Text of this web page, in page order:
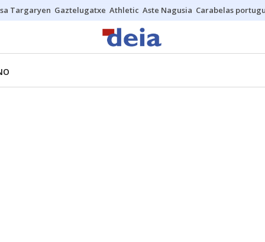
Targaryen Gaztelugatxe Athletic Aste Nagusia Carabelas